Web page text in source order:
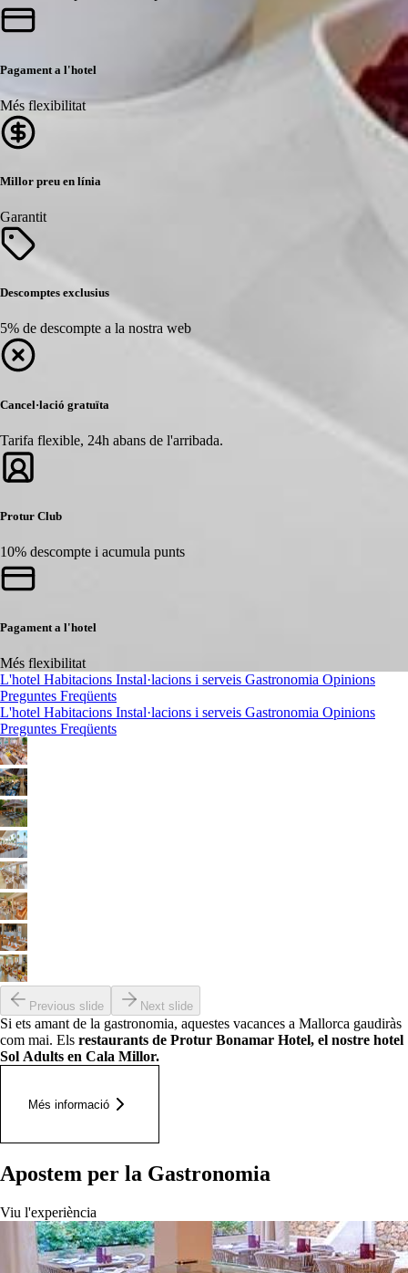
Pagament a l'hotel
Més flexibilitat
Millor preu en línia
Garantit
Descomptes exclusius
5% de descompte a la nostra web
Cancel·lació gratuïta
Tarifa flexible, 24h abans de l'arribada.
Protur Club
10% descompte i acumula punts
Pagament a l'hotel
Més flexibilitat
L'hotel Habitacions Instal·lacions i serveis Gastronomia Opinions
Preguntes Freqüents
L'hotel Habitacions Instal·lacions i serveis Gastronomia Opinions
Preguntes Freqüents
Previous slide Next slide
Si ets amant de la gastronomia, aquestes vacances a Mallorca gaudiràs
com mai. Els restaurants de Protur Bonamar Hotel, el nostre hotel
Sol Adults en Cala Millor.
Més informació
Apostem per la Gastronomia
Viu l'experiència